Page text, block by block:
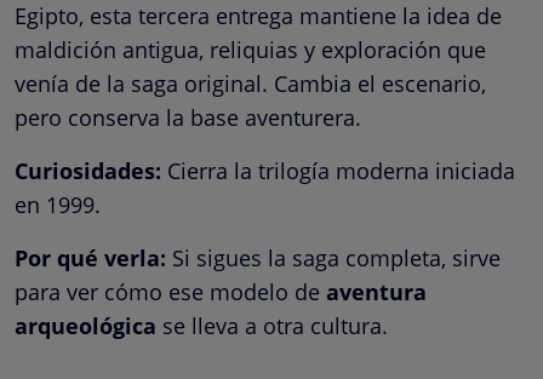
Egipto, esta tercera entrega mantiene la idea de
maldición antigua, reliquias y exploración que
venía de la saga original. Cambia el escenario,
pero conserva la base aventurera.
Curiosidades: Cierra la trilogía moderna iniciada
en 1999.
Por qué verla: Si sigues la saga completa, sirve
para ver cómo ese modelo de aventura
arqueológica se lleva a otra cultura.